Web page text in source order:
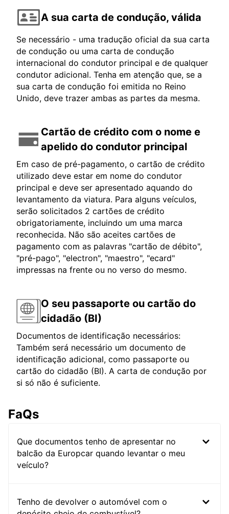
A sua carta de condução, válida
Se necessário - uma tradução oficial da sua carta
de condução ou uma carta de condução
internacional do condutor principal e de qualquer
condutor adicional. Tenha em atenção que, se a
sua carta de condução foi emitida no Reino
Unido, deve trazer ambas as partes da mesma.
Cartão de crédito com o nome e
apelido do condutor principal
Em caso de pré-pagamento, o cartão de crédito
utilizado deve estar em nome do condutor
principal e deve ser apresentado aquando do
levantamento da viatura. Para alguns veículos,
serão solicitados 2 cartões de crédito
obrigatoriamente, incluindo um uma marca
reconhecida. Não são aceites cartões de
pagamento com as palavras "cartão de débito",
"pré-pago", "electron", "maestro", "ecard"
impressas na frente ou no verso do mesmo.
O seu passaporte ou cartão do
cidadão (BI)
Documentos de identificação necessários:
Também será necessário um documento de
identificação adicional, como passaporte ou
cartão do cidadão (BI). A carta de condução por
si só não é suficiente.
FaQs
Que documentos tenho de apresentar no
balcão da Europcar quando levantar o meu
veículo?
Tenho de devolver o automóvel com o